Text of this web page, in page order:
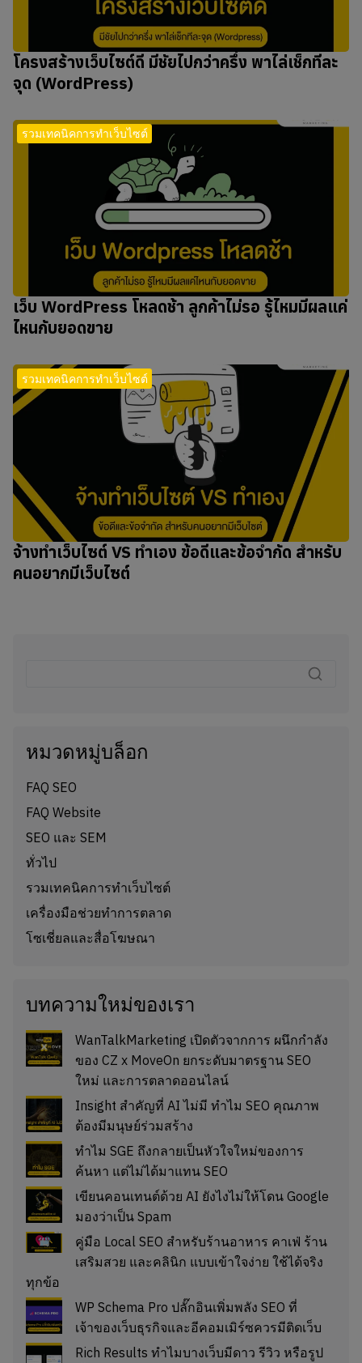
โครงสร้างเว็บไซต์ดี มีชัยไปกว่าครึ่ง พาไล่เช็กทีละ
จุด (WordPress)
รวมเทคนิคการทำเว็บไซต์
เว็บ WordPress โหลดช้า ลูกค้าไม่รอ รู้ไหมมีผลแค่
ไหนกับยอดขาย
รวมเทคนิคการทำเว็บไซต์
จ้างทำเว็บไซต์ VS ทำเอง ข้อดีและข้อจำกัด สำหรับ
คนอยากมีเว็บไซต์
หมวดหมู่บล็อก
FAQ SEO
FAQ Website
SEO และ SEM
ทั่วไป
รวมเทคนิคการทำเว็บไซต์
เครื่องมือช่วยทำการตลาด
โซเชี่ยลและสื่อโฆษณา
บทความใหม่ของเรา
WanTalkMarketing เปิดตัวจากการ ผนึกกำลัง
ของ CZ x MoveOn ยกระดับมาตรฐาน SEO
ใหม่ และการตลาดออนไลน์
Insight สำคัญที่ AI ไม่มี ทำไม SEO คุณภาพ
ต้องมีมนุษย์ร่วมสร้าง
ทำไม SGE ถึงกลายเป็นหัวใจใหม่ของการ
ค้นหา แต่ไม่ได้มาแทน SEO
เขียนคอนเทนต์ด้วย AI ยังไงไม่ให้โดน Google
มองว่าเป็น Spam
คู่มือ Local SEO สำหรับร้านอาหาร คาเฟ่ ร้าน
เสริมสวย และคลินิก แบบเข้าใจง่าย ใช้ได้จริง
ทุกข้อ
WP Schema Pro ปลั๊กอินเพิ่มพลัง SEO ที่
เจ้าของเว็บธุรกิจและอีคอมเมิร์ซควรมีติดเว็บ
Rich Results ทำไมบางเว็บมีดาว รีวิว หรือรูป